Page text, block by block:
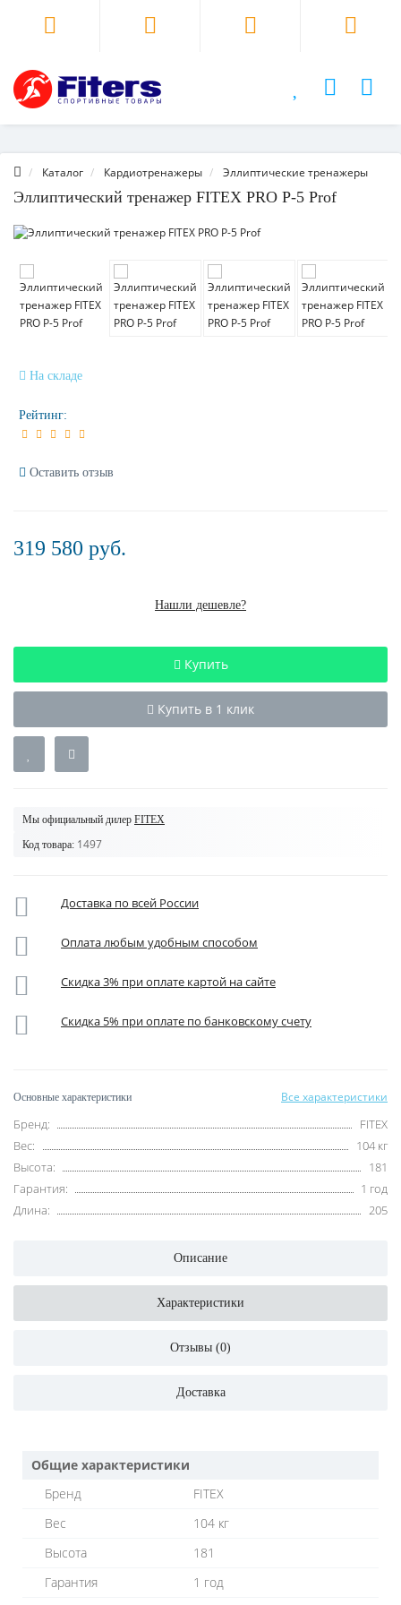
Каталог Кардиотренажеры Эллиптические тренажеры
Эллиптический тренажер FITEX PRO P-5 Prof
На складе
Рейтинг:
Оставить отзыв
319 580 руб.
Нашли дешевле?
Купить
Купить в 1 клик
Мы официальный дилер FITEX
Код товара: 1497
Доставка по всей России
Оплата любым удобным способом
Скидка 3% при оплате картой на сайте
Скидка 5% при оплате по банковскому счету
Основные характеристики Все характеристики
Бренд:
FITEX
Вес:
104 кг
Высота:
181
Гарантия:
1 год
Длина:
205
Описание
Характеристики
Отзывы (0)
Доставка
Общие характеристики
Бренд
FITEX
Вес
104 кг
Высота
181
Гарантия
1 год